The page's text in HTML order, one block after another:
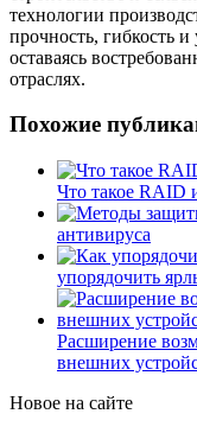
технологии
прочность, гибкость
оставаясь
отраслях.
Похожие
Что такое RAID
антивируса
упорядочить
Расширение
внешних
Новое на сайте